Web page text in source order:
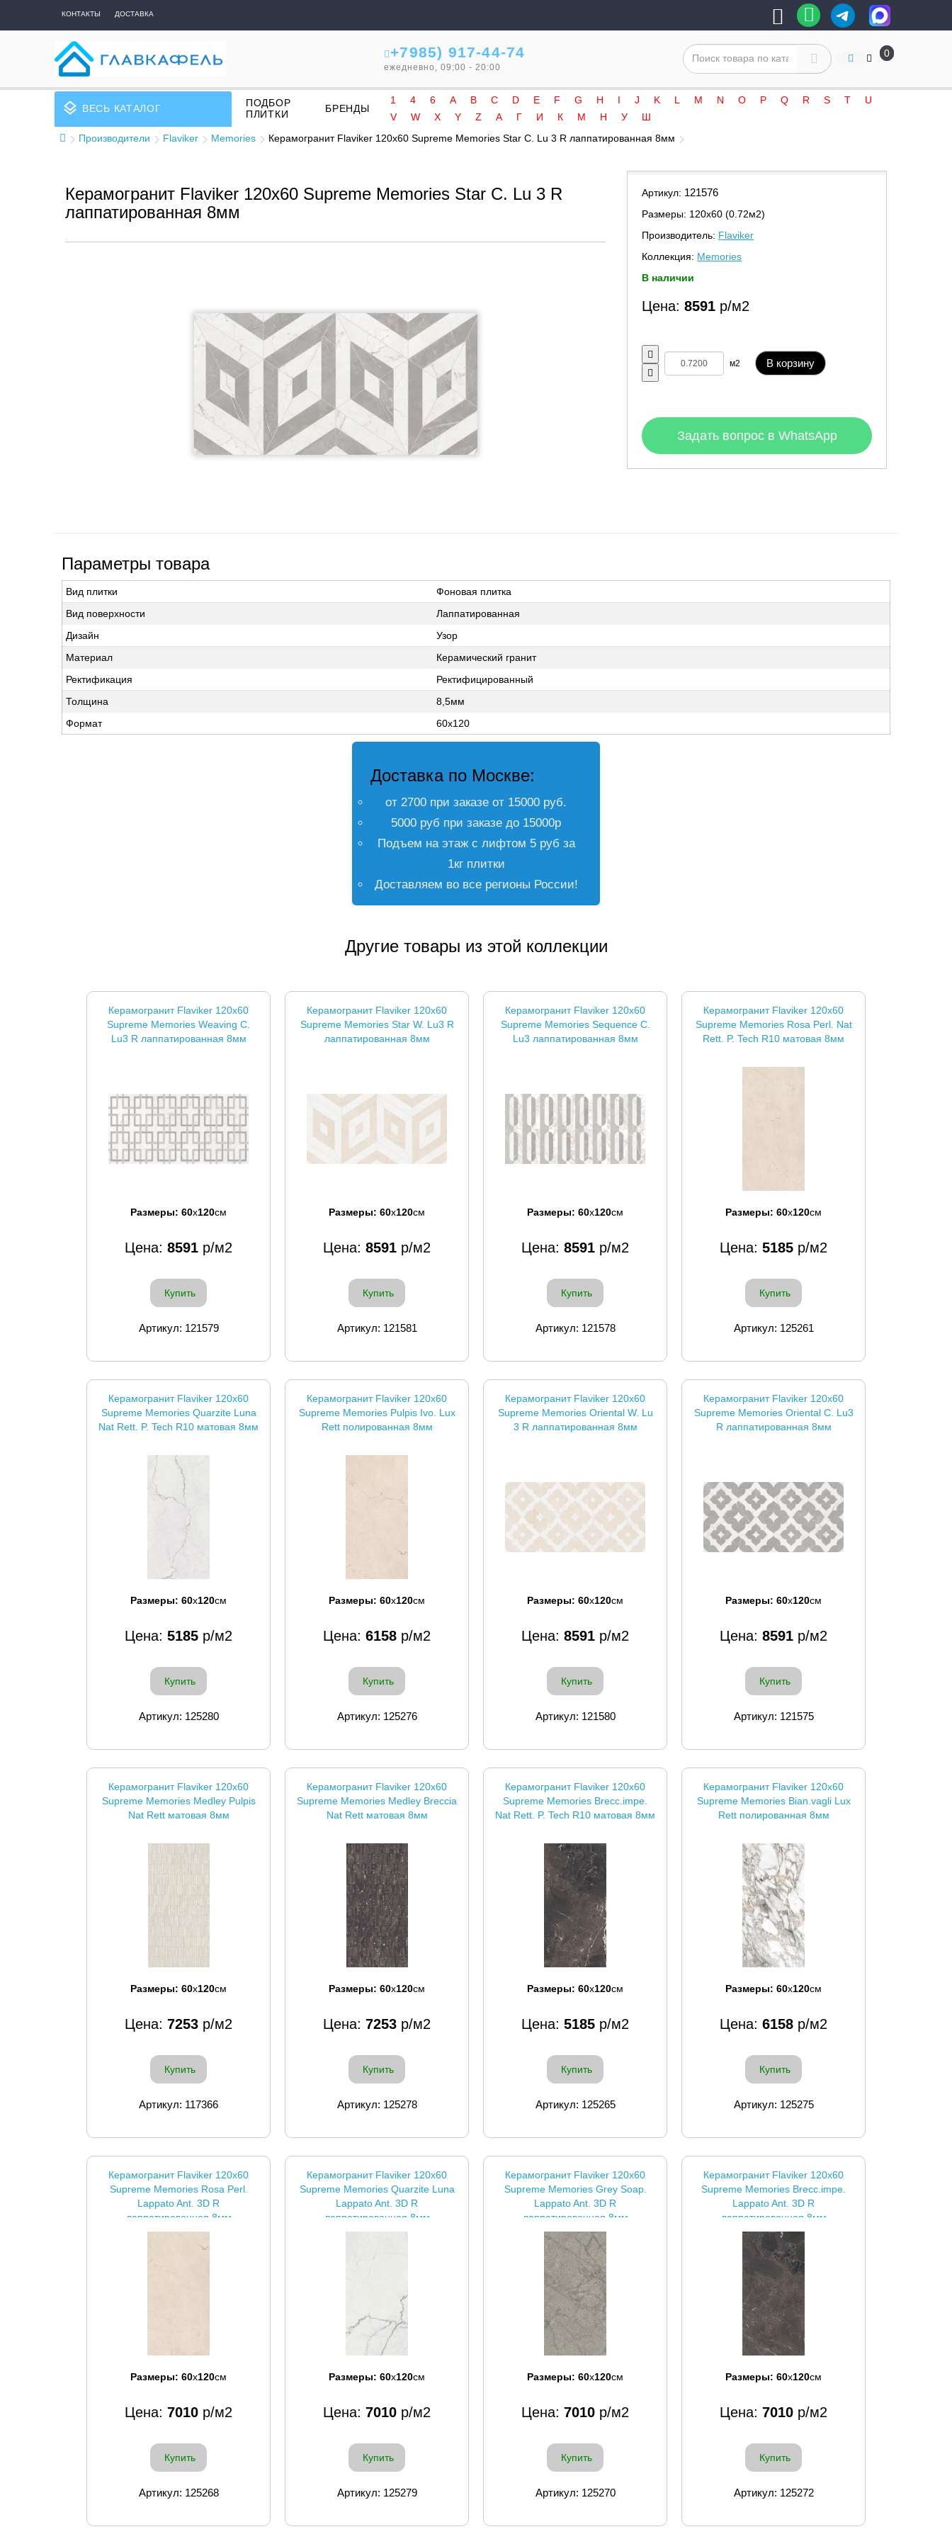
КОНТАКТЫ ДОСТАВКА
+7985) 917-44-74
ежедневно, 09:00 - 20:00
0
layers ВЕСЬ КАТАЛОГ
ПОДБОР
ПЛИТКИ
БРЕНДЫ
1 4 6 A B C D E F G H I J K L M N O P Q R S T
U
V
W X Y Z А Г И К М Н У
Ш
Производители
Flaviker Memories Керамогранит Flaviker 120x60 Supreme Memories Star C. Lu 3 R лаппатированная 8мм
Керамогранит Flaviker 120x60 Supreme Memories Star C. Lu 3 R
лаппатированная 8мм
Артикул: 121576
Размеры: 120х60 (0.72м2)
Производитель: Flaviker
Коллекция: Memories
В наличии
Цена:8591 р/м2
м2 В корзину
Задать вопрос в WhatsApp
Параметры товара
Вид плитки
Фоновая плитка
Вид поверхности
Лаппатированная
Дизайн
Узор
Материал
Керамический гранит
Ректификация
Ректифицированный
Толщина
8,5мм
Формат
60х120
Доставка по Москве:
от 2700 при заказе от 15000 руб.
5000 руб при заказе до 15000р
Подъем на этаж с лифтом 5 руб за
1кг плитки
Доставляем во все регионы России!
Другие товары из этой коллекции
Керамогранит Flaviker 120x60
Supreme Memories Weaving C.
Lu3 R лаппатированная 8мм
Размеры: 60x120см
Цена: 8591 р/м2
Купить
Артикул: 121579
Керамогранит Flaviker 120x60
Supreme Memories Star W. Lu3 R
лаппатированная 8мм
Размеры: 60x120см
Цена: 8591 р/м2
Купить
Артикул: 121581
Керамогранит Flaviker 120x60
Supreme Memories Sequence C.
Lu3 лаппатированная 8мм
Размеры: 60x120см
Цена: 8591 р/м2
Купить
Артикул: 121578
Керамогранит Flaviker 120x60
Supreme Memories Rosa Perl. Nat
Rett. P. Tech R10 матовая 8мм
Размеры: 60x120см
Цена: 5185 р/м2
Купить
Артикул: 125261
Керамогранит Flaviker 120x60
Supreme Memories Quarzite Luna
Nat Rett. P. Tech R10 матовая 8мм
Размеры: 60x120см
Цена: 5185 р/м2
Купить
Артикул: 125280
Керамогранит Flaviker 120x60
Supreme Memories Pulpis Ivo. Lux
Rett полированная 8мм
Размеры: 60x120см
Цена: 6158 р/м2
Купить
Артикул: 125276
Керамогранит Flaviker 120x60
Supreme Memories Oriental W. Lu
3 R лаппатированная 8мм
Размеры: 60x120см
Цена: 8591 р/м2
Купить
Артикул: 121580
Керамогранит Flaviker 120x60
Supreme Memories Oriental С. Lu3
R лаппатированная 8мм
Размеры: 60x120см
Цена: 8591 р/м2
Купить
Артикул: 121575
Керамогранит Flaviker 120x60
Supreme Memories Medley Pulpis
Nat Rett матовая 8мм
Размеры: 60x120см
Цена: 7253 р/м2
Купить
Артикул: 117366
Керамогранит Flaviker 120x60
Supreme Memories Medley Breccia
Nat Rett матовая 8мм
Размеры: 60x120см
Цена: 7253 р/м2
Купить
Артикул: 125278
Керамогранит Flaviker 120x60
Supreme Memories Brecc.impe.
Nat Rett. P. Tech R10 матовая 8мм
Размеры: 60x120см
Цена: 5185 р/м2
Купить
Артикул: 125265
Керамогранит Flaviker 120x60
Supreme Memories Bian.vagli Lux
Rett полированная 8мм
Размеры: 60x120см
Цена: 6158 р/м2
Купить
Артикул: 125275
Керамогранит Flaviker 120x60
Supreme Memories Rosa Perl.
Lappato Ant. 3D R
лаппатированная 8мм
Размеры: 60x120см
Цена: 7010 р/м2
Купить
Артикул: 125268
Керамогранит Flaviker 120x60
Supreme Memories Quarzite Luna
Lappato Ant. 3D R
лаппатированная 8мм
Размеры: 60x120см
Цена: 7010 р/м2
Купить
Артикул: 125279
Керамогранит Flaviker 120x60
Supreme Memories Grey Soap.
Lappato Ant. 3D R
лаппатированная 8мм
Размеры: 60x120см
Цена: 7010 р/м2
Купить
Артикул: 125270
Керамогранит Flaviker 120x60
Supreme Memories Brecc.impe.
Lappato Ant. 3D R
лаппатированная 8мм
Размеры: 60x120см
Цена: 7010 р/м2
Купить
Артикул: 125272